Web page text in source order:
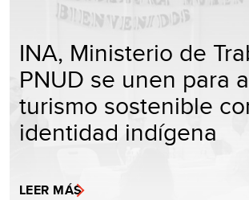
INA, Ministerio de
PNUD se unen para
turismo sostenible
identidad indígena
LEER MÁS